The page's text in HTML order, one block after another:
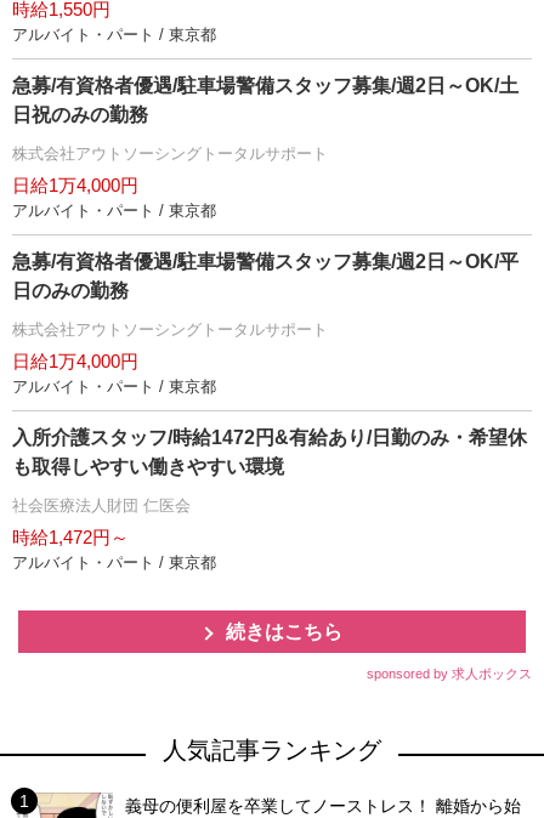
時給1,550円
アルバイト・パート / 東京都
急募/有資格者優遇/駐車場警備スタッフ募集/週2日～OK/土
日祝のみの勤務
株式会社アウトソーシングトータルサポート
日給1万4,000円
アルバイト・パート / 東京都
急募/有資格者優遇/駐車場警備スタッフ募集/週2日～OK/平
日のみの勤務
株式会社アウトソーシングトータルサポート
日給1万4,000円
アルバイト・パート / 東京都
入所介護スタッフ/時給1472円&有給あり/日勤のみ・希望休
も取得しやすい働きやすい環境
社会医療法人財団 仁医会
時給1,472円～
アルバイト・パート / 東京都
続きはこちら
sponsored by 求人ボックス
人気記事ランキング
義母の便利屋を卒業してノーストレス！ 離婚から始